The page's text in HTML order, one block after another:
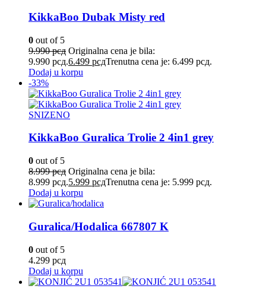
KikkaBoo Dubak Misty red
0 out of 5
9.990рсд Originalna cena je bila:
9.990 рсд.6.499 рсдTrenutna cena je: 6.499 рсд.
Dodaj u korpu
-33%
SNIZENO
KikkaBoo Guralica Trolie 2 4in1 grey
0 out of 5
8.999рсд Originalna cena je bila:
8.999 рсд.5.999 рсдTrenutna cena je: 5.999 рсд.
Dodaj u korpu
Guralica/Hodalica 667807 K
0 out of 5
4.299 рсд
Dodaj u korpu